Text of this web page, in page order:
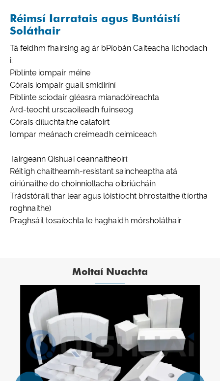
Réimsí Iarratais agus Buntáistí
Soláthair
Tá feidhm fhairsing ag ár bPíobán Caiteacha Ilchodach
i:
Píblínte iompair méine
Córais iompair guail smidiríní
Píblínte sciodair gléasra mianadóireachta
Ard-teocht urscaoileadh fuinseog
Córais díluchtaithe calafoirt
Iompar meánach creimeadh ceimiceach
Tairgeann Qishuai ceannaitheoirí:
Réitigh chaitheamh-resistant saincheaptha atá
oiriúnaithe do choinníollacha oibriúcháin
Trádstóráil thar lear agus lóistíocht bhrostaithe (tíortha
roghnaithe)
Praghsáil tosaíochta le haghaidh mórsholáthair
Moltaí Nuachta